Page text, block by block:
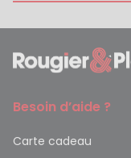
Besoin d’aide ?
Carte cadeau